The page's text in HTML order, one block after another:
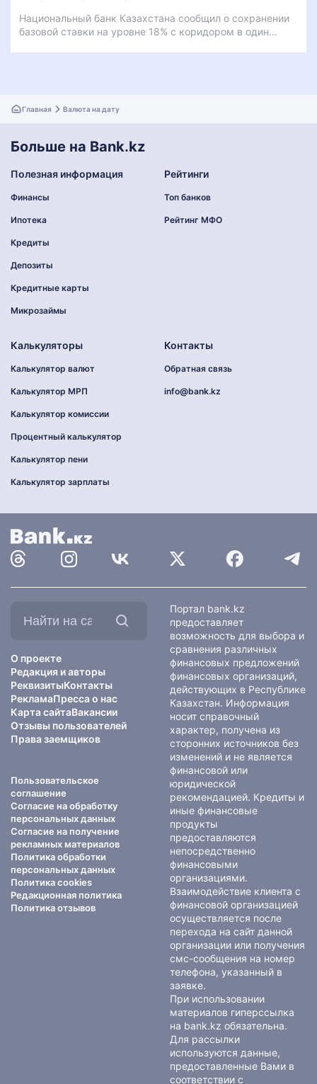
Национальный банк Казахстана сообщил о сохранении
базовой ставки на уровне 18% с коридором в один…
Главная Валюта на дату
Больше на Bank.kz
Полезная информация
Финансы
Ипотека
Кредиты
Депозиты
Кредитные карты
Микрозаймы
Рейтинги
Топ банков
Рейтинг МФО
Калькуляторы
Калькулятор валют
Калькулятор МРП
Калькулятор комиссии
Процентный калькулятор
Калькулятор пени
Калькулятор зарплаты
Контакты
Обратная связь
info@bank.kz
О проекте
Редакция и авторы
РеквизитыКонтакты
РекламаПресса о нас
Карта сайтаВакансии
Отзывы пользователей
Права заемщиков
Пользовательское
соглашение
Согласие на обработку
персональных данных
Согласие на получение
рекламных материалов
Политика обработки
персональных данных
Политика cookies
Редакционная политика
Политика отзывов
Портал bank.kz
предоставляет
возможность для выбора и
сравнения различных
финансовых предложений
финансовых организаций,
действующих в Республике
Казахстан. Информация
носит справочный
характер, получена из
сторонних источников без
изменений и не является
финансовой или
юридической
рекомендацией. Кредиты и
иные финансовые
продукты
предоставляются
непосредственно
финансовыми
организациями.
Взаимодействие клиента с
финансовой организацией
осуществляется после
перехода на сайт данной
организации или получения
смс-сообщения на номер
телефона, указанный в
заявке.
При использовании
материалов гиперссылка
на bank.kz обязательна.
Для рассылки
используются данные,
предоставленные Вами в
соответствии с